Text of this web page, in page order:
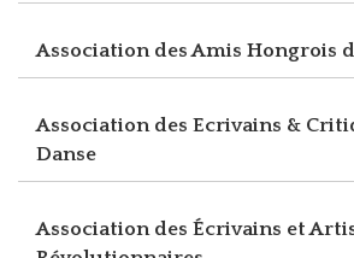
Association des Amis Hongrois
Association des Ecrivains &
Danse
Association des Écrivains et